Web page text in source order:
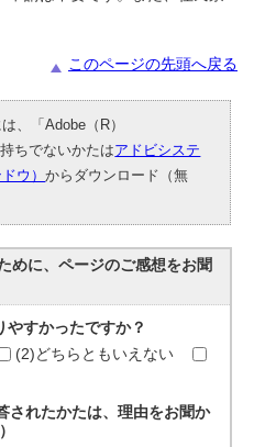
このページの先頭へ戻る
、「Adobe（R）
ちでないかたはアドビシステ
ウ）からダウンロード（無
めに、ページのご感想をお聞
やすかったですか？
(2)どちらともいえない
されたかたは、理由をお聞か